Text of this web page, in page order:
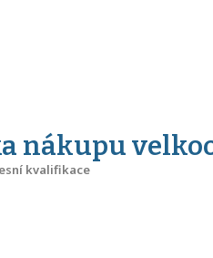
nákupu
kvalifikace